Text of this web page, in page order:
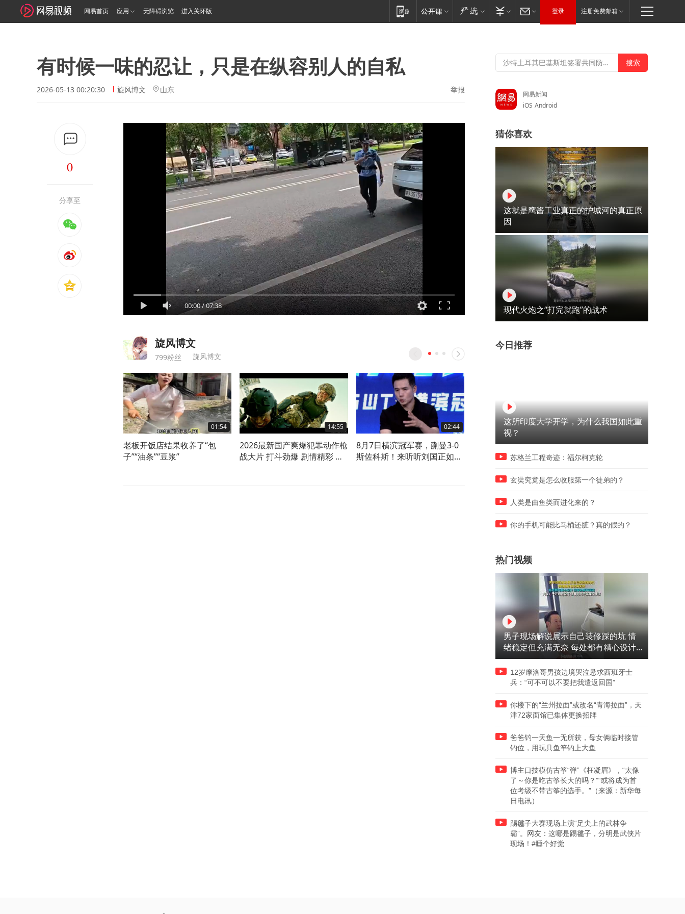
网易首页 应用 无障碍浏览 进入关怀版 登录 注册免费邮箱
有时候一味的忍让，只是在纵容别人的自私
2026-05-13 00:20:30 旋风博文 山东 举报
0
分享至
00:00/07:38
旋风博文
799粉丝 旋风博文
01:54
老板开饭店结果收养了“包
子”“油条”“豆浆”
14:55
2026最新国产爽爆犯罪动作枪
战大片 打斗劲爆 剧情精彩 百
02:44
8月7日横滨冠军赛，蒯曼3-0
斯佐科斯！来听听刘国正如何
03:31
酱焖鱼头，先从嘴开始吃，香
琉球人来中国祭祖！
网易新闻
iOS Android
猜你喜欢
这就是鹰酱工业真正的护城河的真正原
因
现代火炮之“打完就跑”的战术
今日推荐
这所印度大学开学，为什么我国如此重
视？
苏格兰工程奇迹：福尔柯克轮
玄奘究竟是怎么收服第一个徒弟的？
人类是由鱼类而进化来的？
你的手机可能比马桶还脏？真的假的？
热门视频
男子现场解说展示自己装修踩的坑 情
绪稳定但充满无奈 每处都有精心设计
但每处都有瑕疵 网友：一开始我没笑
但看到洗手盆我没绷住
12岁摩洛哥男孩边境哭泣恳求西班牙士
兵：“可不可以不要把我遣返回国”
你楼下的“兰州拉面”或改名“青海拉面”，天
津72家面馆已集体更换招牌
爸爸钓一天鱼一无所获，母女俩临时接管
钓位，用玩具鱼竿钓上大鱼
博主口技模仿古筝“弹”《枉凝眉》，“太像
了～你是吃古筝长大的吗？”“或将成为首
位考级不带古筝的选手。”（来源：新华每
日电讯）
踢毽子大赛现场上演“足尖上的武林争
霸”。网友：这哪是踢毽子，分明是武侠片
现场！#睡个好觉